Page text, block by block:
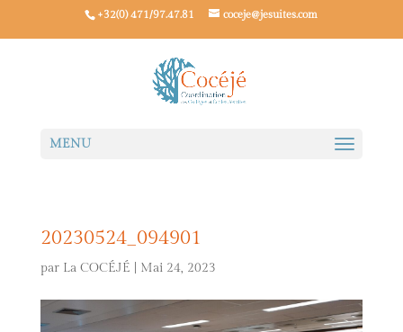
+32(0) 471/97.47.81 coceje@jesuites.com
20230524_094901
par La COCÉJÉ Mai 24, 2023